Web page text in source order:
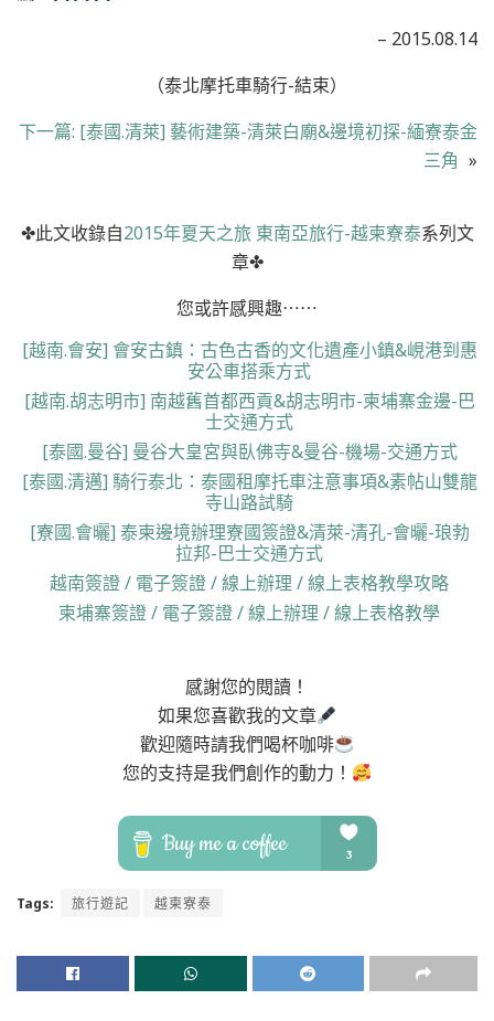
– 2015.08.14
（泰北摩托車騎行-結束）
下一篇: [泰國.清萊] 藝術建築-清萊白廟&邊境初探-緬寮泰金
三角 »
✤此文收錄自2015年夏天之旅 東南亞旅行-越柬寮泰系列文
章✤
您或許感興趣⋯⋯
[越南.會安] 會安古鎮：古色古香的文化遺產小鎮&峴港到惠
安公車搭乘方式
[越南.胡志明市] 南越舊首都西貢&胡志明市-柬埔寨金邊-巴
士交通方式
[泰國.曼谷] 曼谷大皇宮與臥佛寺&曼谷-機場-交通方式
[泰國.清邁] 騎行泰北：泰國租摩托車注意事項&素帖山雙龍
寺山路試騎
[寮國.會曬] 泰柬邊境辦理寮國簽證&清萊-清孔-會曬-琅勃
拉邦-巴士交通方式
越南簽證 / 電子簽證 / 線上辦理 / 線上表格教學攻略
柬埔寨簽證 / 電子簽證 / 線上辦理 / 線上表格教學
感謝您的閱讀！
如果您喜歡我的文章
歡迎隨時請我們喝杯咖啡
您的支持是我們創作的動力！
Tags: 旅行遊記 越柬寮泰